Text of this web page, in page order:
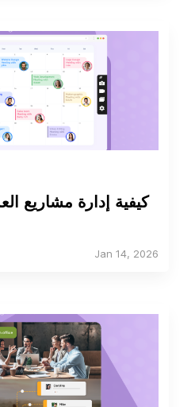
كيفية إدارة مشاريع
Jan 14, 2026